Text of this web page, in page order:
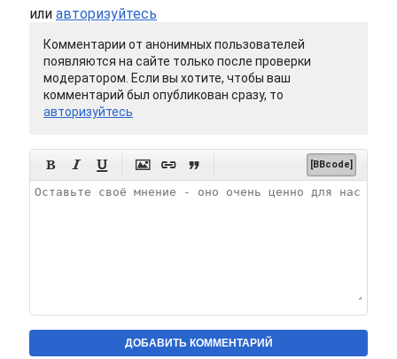
или авторизуйтесь
Комментарии от анонимных пользователей
появляются на сайте только после проверки
модератором. Если вы хотите, чтобы ваш
комментарий был опубликован сразу, то
авторизуйтесь
      [BBcode]